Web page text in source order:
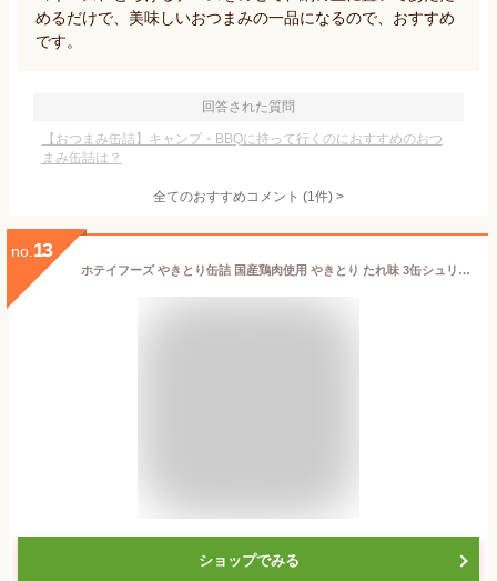
めるだけで、美味しいおつまみの一品になるので、おすすめ
です。
回答された質問
【おつまみ缶詰】キャンプ・BBQに持って行くのにおすすめのおつ
まみ缶詰は？
全てのおすすめコメント (1件) >
no. 13
ホテイフーズ やきとり缶詰 国産鶏肉使用 やきとり たれ味 3缶シュリンク(3缶入×6セット(1缶あたり75g))【ホテイフーズ】
ショップでみる